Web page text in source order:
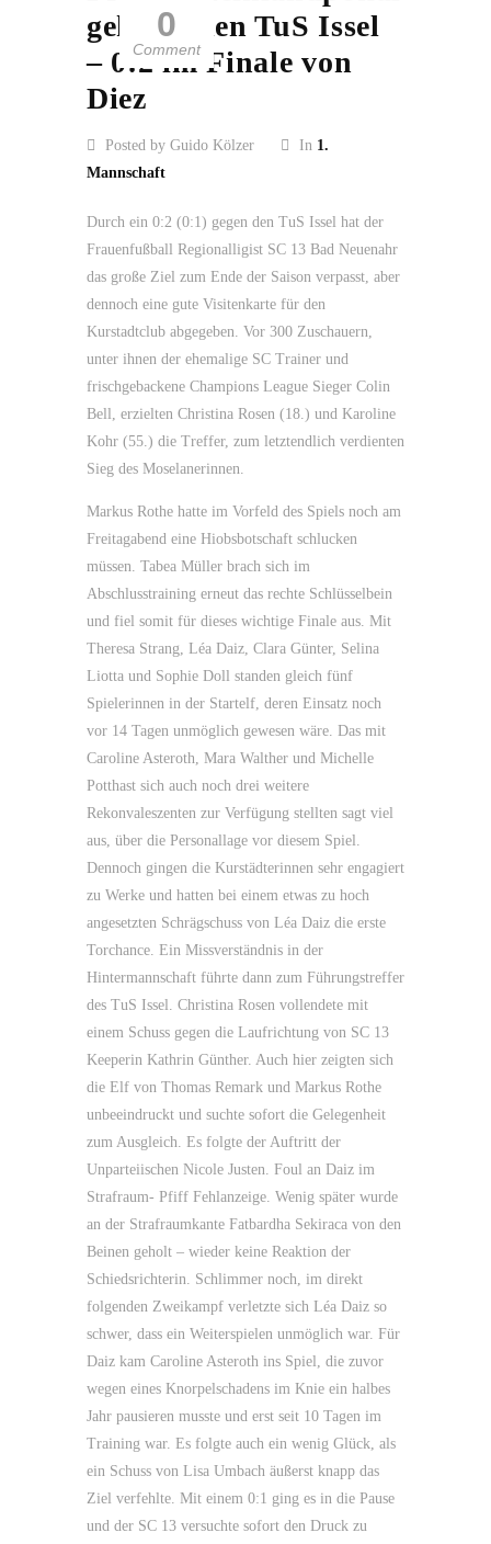
0
Comment
geht an den TuS Issel
– 0:2 im Finale von
Diez
Posted by Guido Kölzer In 1.
Mannschaft
Durch ein 0:2 (0:1) gegen den TuS Issel hat der
Frauenfußball Regionalligist SC 13 Bad Neuenahr
das große Ziel zum Ende der Saison verpasst, aber
dennoch eine gute Visitenkarte für den
Kurstadtclub abgegeben. Vor 300 Zuschauern,
unter ihnen der ehemalige SC Trainer und
frischgebackene Champions League Sieger Colin
Bell, erzielten Christina Rosen (18.) und Karoline
Kohr (55.) die Treffer, zum letztendlich verdienten
Sieg des Moselanerinnen.
Markus Rothe hatte im Vorfeld des Spiels noch am
Freitagabend eine Hiobsbotschaft schlucken
müssen. Tabea Müller brach sich im
Abschlusstraining erneut das rechte Schlüsselbein
und fiel somit für dieses wichtige Finale aus. Mit
Theresa Strang, Léa Daiz, Clara Günter, Selina
Liotta und Sophie Doll standen gleich fünf
Spielerinnen in der Startelf, deren Einsatz noch
vor 14 Tagen unmöglich gewesen wäre. Das mit
Caroline Asteroth, Mara Walther und Michelle
Potthast sich auch noch drei weitere
Rekonvaleszenten zur Verfügung stellten sagt viel
aus, über die Personallage vor diesem Spiel.
Dennoch gingen die Kurstädterinnen sehr engagiert
zu Werke und hatten bei einem etwas zu hoch
angesetzten Schrägschuss von Léa Daiz die erste
Torchance. Ein Missverständnis in der
Hintermannschaft führte dann zum Führungstreffer
des TuS Issel. Christina Rosen vollendete mit
einem Schuss gegen die Laufrichtung von SC 13
Keeperin Kathrin Günther. Auch hier zeigten sich
die Elf von Thomas Remark und Markus Rothe
unbeeindruckt und suchte sofort die Gelegenheit
zum Ausgleich. Es folgte der Auftritt der
Unparteiischen Nicole Justen. Foul an Daiz im
Strafraum- Pfiff Fehlanzeige. Wenig später wurde
an der Strafraumkante Fatbardha Sekiraca von den
Beinen geholt – wieder keine Reaktion der
Schiedsrichterin. Schlimmer noch, im direkt
folgenden Zweikampf verletzte sich Léa Daiz so
schwer, dass ein Weiterspielen unmöglich war. Für
Daiz kam Caroline Asteroth ins Spiel, die zuvor
wegen eines Knorpelschadens im Knie ein halbes
Jahr pausieren musste und erst seit 10 Tagen im
Training war. Es folgte auch ein wenig Glück, als
ein Schuss von Lisa Umbach äußerst knapp das
Ziel verfehlte. Mit einem 0:1 ging es in die Pause
und der SC 13 versuchte sofort den Druck zu